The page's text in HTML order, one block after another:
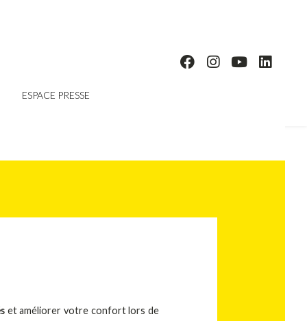
ESPACE PRESSE
et améliorer votre confort lors de